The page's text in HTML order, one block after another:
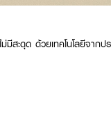
สะดุด ด้วยเทคโนโลยีจากป